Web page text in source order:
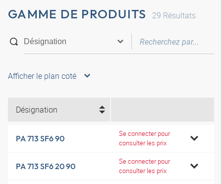
GAMME DE PRODUITS 29 Résultats
Afficher le plan coté
Désignation
PA 713 SF6 90
Se connecter pour
consulter les prix
PA 713 SF6 20 90
Se connecter pour
consulter les prix